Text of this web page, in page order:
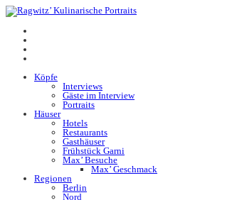
Köpfe
Interviews
Gäste im Interview
Portraits
Häuser
Hotels
Restaurants
Gasthäuser
Frühstück Garni
Max’ Besuche
Max’ Geschmack
Regionen
Berlin
Nord